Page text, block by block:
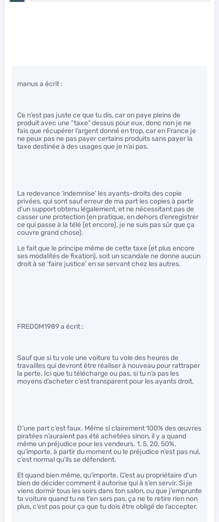
manus a écrit :
Ce n’est pas juste ce que tu dis, car on paye pleins de
produit avec une “taxe” dessus pour eux, donc non je ne
fais que récupérer l’argent donné en trop, car en France je
ne peux pas ne pas payer certains produits sans payer la
taxe destinée à des usages que je n’ai pas.
La redevance ‘indemnise’ les ayants-droits des copie
privées, qui sont sauf erreur de ma part les copies à partir
d’un support obtenu légalement, et ne nécessitant pas de
casser une protection (en pratique, en dehors d’enregistrer
ce qui passe à la télé (et encore), je ne suis pas sûr que ça
couvre grand chose).
Le fait que le principe même de cette taxe (et plus encore
ses modalités de fixation), soit un scandale ne donne aucun
droit à se ‘faire justice’ en se servant chez les autres.
FREDOM1989 a écrit :
Sauf que si tu vole une voiture tu vole des heures de
travailles qui devront être réaliser à nouveau pour rattraper
la perte. Ici que tu télécharge ou pas, si tu n’a pas les
moyens d’acheter c’est transparent pour les ayants droit.
D’une part c’est faux. Même si clairement 100% des œuvres
piratées n’auraient pas été achetées sinon, il y a quand
même un préjudice pour les vendeurs. 1, 5, 20, 50%,
qu’importe, à partir du moment ou le préjudice n’est pas nul,
c’est normal qu’ils se défendent.
Et quand bien même, qu’importe. C’est au propriétaire d’un
bien de décider comment il autorise qui à s’en servir. Si je
viens dormir tous les soirs dans ton salon, ou que j’emprunte
ta voiture quand tu ne t’en sers pas, ça ne te retire rien non
plus, c’est pas pour ça que tu dois être obligé de l’accepter.